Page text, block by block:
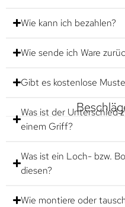
Wie kann ich bezahlen?
Wie sende ich Ware
Gibt es kostenlose
Was ist der Unterschied
einem Griff?
Was ist ein Loch- bzw.
diesen?
Wie montiere oder